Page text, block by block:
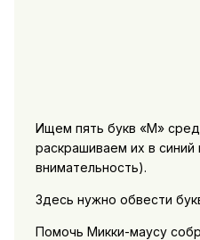
Ищем пять букв «М»
раскрашиваем их в синий
внимательность).
Здесь нужно обвести
Помочь Микки-маусу